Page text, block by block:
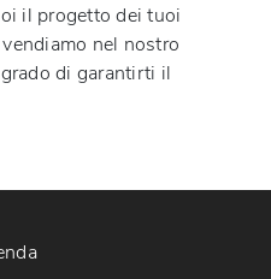
il progetto dei tuoi
nel nostro
di garantirti il